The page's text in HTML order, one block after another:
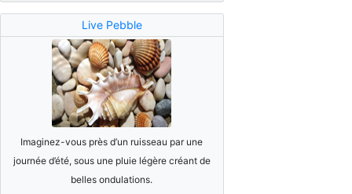
Live Pebble
Imaginez-vous près d’un ruisseau par une
journée d’été, sous une pluie légère créant de
belles ondulations.